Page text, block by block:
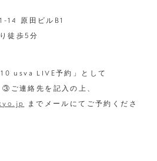
14 原田ビルB1
徒歩5分
usva LIVE予約」として
連絡先を記入の上、
までメールにてご予約くださ